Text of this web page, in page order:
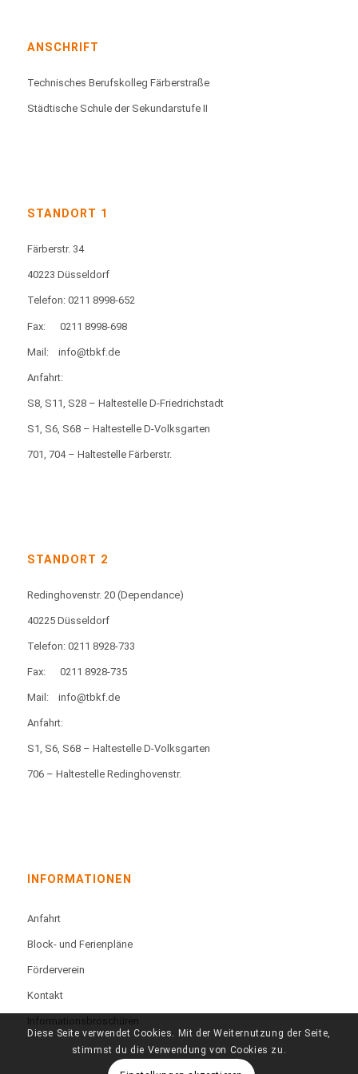
ANSCHRIFT
Technisches Berufskolleg Färberstraße
Städtische Schule der Sekundarstufe II
STANDORT 1
Färberstr. 34
40223 Düsseldorf
Telefon: 0211 8998-652
Fax: 0211 8998-698
Mail: info@tbkf.de
Anfahrt:
S8, S11, S28 – Haltestelle D-Friedrichstadt
S1, S6, S68 – Haltestelle D-Volksgarten
701, 704 – Haltestelle Färberstr.
STANDORT 2
Redinghovenstr. 20 (Dependance)
40225 Düsseldorf
Telefon: 0211 8928-733
Fax: 0211 8928-735
Mail: info@tbkf.de
Anfahrt:
S1, S6, S68 – Haltestelle D-Volksgarten
706 – Haltestelle Redinghovenstr.
INFORMATIONEN
Anfahrt
Block- und Ferienpläne
Förderverein
Kontakt
Informationsbroschüren
Diese Seite verwendet Cookies. Mit der Weiternutzung der Seite,
stimmst du die Verwendung von Cookies zu.